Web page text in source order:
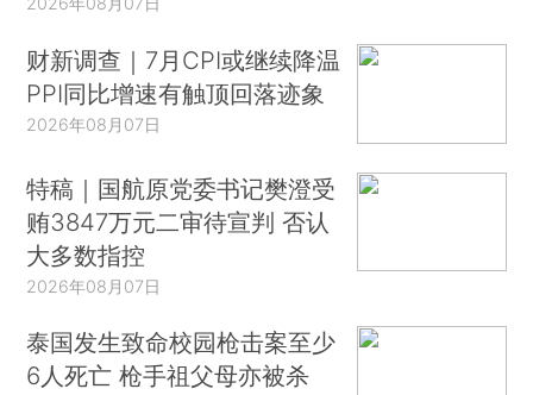
财新调查｜7月CPI或继续降温
PPI同比增速有触顶回落迹象
2026年08月07日
特稿｜国航原党委书记樊澄受
贿3847万元二审待宣判 否认
大多数指控
2026年08月07日
泰国发生致命校园枪击案至少
6人死亡 枪手祖父母亦被杀